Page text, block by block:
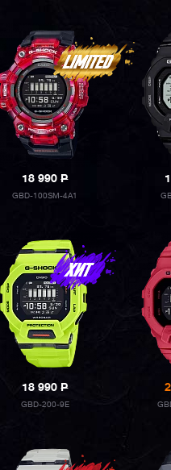
18 990P
GBD-100SM-4A1
18 990P
GBD-200-9E